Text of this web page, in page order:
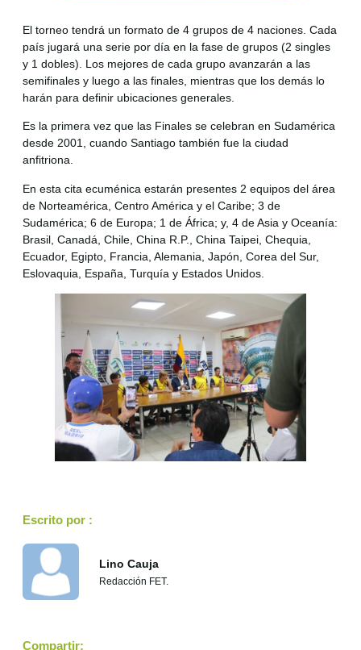
El torneo tendrá un formato de 4 grupos de 4 naciones. Cada
país jugará una serie por día en la fase de grupos (2 singles
y 1 dobles). Los mejores de cada grupo avanzarán a las
semifinales y luego a las finales, mientras que los demás lo
harán para definir ubicaciones generales.
Es la primera vez que las Finales se celebran en Sudamérica
desde 2001, cuando Santiago también fue la ciudad
anfitriona.
En esta cita ecuménica estarán presentes 2 equipos del área
de Norteamérica, Centro América y el Caribe; 3 de
Sudamérica; 6 de Europa; 1 de África; y, 4 de Asia y Oceanía:
Brasil, Canadá, Chile, China R.P., China Taipei, Chequia,
Ecuador, Egipto, Francia, Alemania, Japón, Corea del Sur,
Eslovaquia, España, Turquía y Estados Unidos.
Escrito por :
Lino Cauja
Redacción FET.
Compartir: